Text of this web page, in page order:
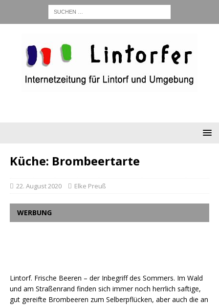
Küche: Brombeertarte
22. August 2020 Elke Preuß
WERBUNG
Lintorf. Frische Beeren – der Inbegriff des Sommers. Im Wald
und am Straßenrand finden sich immer noch herrlich saftige,
gut gereifte Brombeeren zum Selberpflücken, aber auch die an